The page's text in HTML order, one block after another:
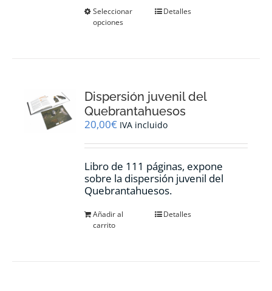
Seleccionar
opciones
Este
se
pueden
elegir
la
de
producto
Detalles
Dispersión juvenil del
Quebrantahuesos
20,00€ IVA incluido
Libro de 111 páginas, expone
sobre la dispersión juvenil del
Quebrantahuesos.
Añadir al
carrito
Detalles